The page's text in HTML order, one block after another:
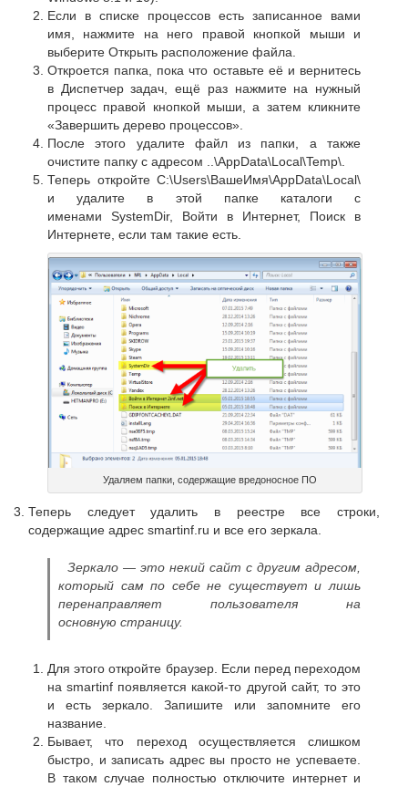
Если в списке процессов есть записанное вами
имя, нажмите на него правой кнопкой мыши и
выберите Открыть расположение файла.
Откроется папка, пока что оставьте её и вернитесь
в Диспетчер задач, ещё раз нажмите на нужный
процесс правой кнопкой мыши, а затем кликните
«Завершить дерево процессов».
После этого удалите файл из папки, а также
очистите папку с адресом ..\AppData\Local\Temp\.
Теперь откройте C:\Users\ВашеИмя\AppData\Local\
и удалите в этой папке каталоги с
именами SystemDir, Войти в Интернет, Поиск в
Интернете, если там такие есть.
Удаляем папки, содержащие вредоносное ПО
Теперь следует удалить в реестре все строки,
содержащие адрес smartinf.ru и все его зеркала.
Зеркало — это некий сайт с другим адресом,
который сам по себе не существует и лишь
перенаправляет пользователя на
основную страницу.
Для этого откройте браузер. Если перед переходом
на smartinf появляется какой-то другой сайт, то это
и есть зеркало. Запишите или запомните его
название.
Бывает, что переход осуществляется слишком
быстро, и записать адрес вы просто не успеваете.
В таком случае полностью отключите интернет и